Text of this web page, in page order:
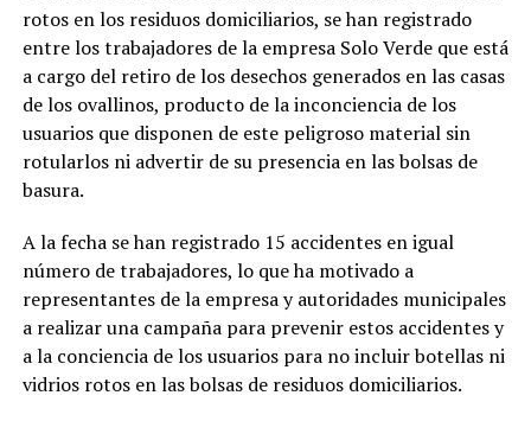
rotos en los residuos domiciliarios, se han registrado
entre los trabajadores de la empresa Solo Verde que está
a cargo del retiro de los desechos generados en las casas
de los ovallinos, producto de la inconciencia de los
usuarios que disponen de este peligroso material sin
rotularlos ni advertir de su presencia en las bolsas de
basura.
A la fecha se han registrado 15 accidentes en igual
número de trabajadores, lo que ha motivado a
representantes de la empresa y autoridades municipales
a realizar una campaña para prevenir estos accidentes y
a la conciencia de los usuarios para no incluir botellas ni
vidrios rotos en las bolsas de residuos domiciliarios.